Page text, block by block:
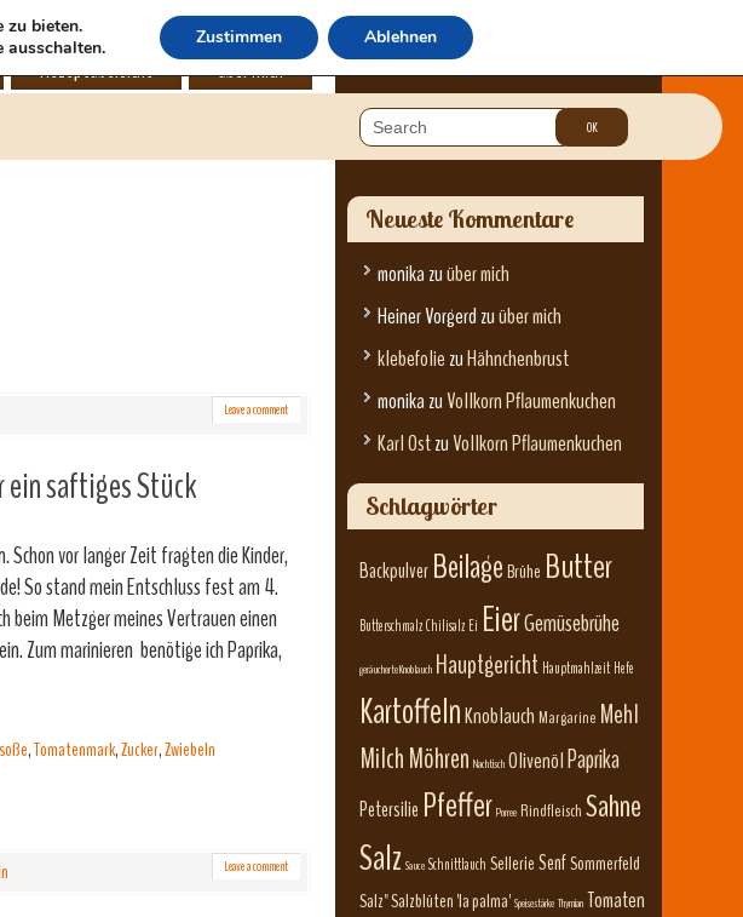
Rezeptübersicht über mich
Leave a comment
ein saftiges Stück
Schon vor langer Zeit fragten die Kinder,
So stand mein Entschluss fest am 4.
beim Metzger meines Vertrauen einen
Zum marinieren benötige ich Paprika,
,Tomatenmark,Zucker,Zwiebeln
Leave a comment
Neueste Kommentare
monika zuüber mich
Heiner Vorgerd zuüber mich
klebefolie zuHähnchenbrust
monika zuVollkorn Pflaumenkuchen
Karl OstzuVollkorn Pflaumenkuchen
Schlagwörter
Backpulver BeilageBrühe Butter
ButterschmalzChilisalz Ei EierGemüsebrühe
geräucherte Knoblauch Hauptgericht Hauptmahlzeit Hefe
KartoffelnKnoblauch Margarine Mehl
MilchMöhren Nachtisch OlivenölPaprika
Petersilie Pfeffer Porree Rindfleisch Sahne
Salz Sauce Schnittlauch SellerieSenfSommerfeld
Salz" Salzblüten 'la palma' Speisestärke Thymian Tomaten
zu bieten.
ausschalten. Zustimmen Ablehnen